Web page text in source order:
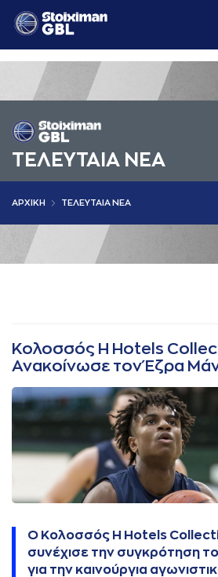
ΤΕΛΕΥΤΑΙΑ ΝΕΑ
AΡΧΙΚΗ ΤΕΛΕΥΤΑΙΑ ΝΕΑ
Κολοσσός H Hotels
Ανακοίνωσε τον Έζρα
Ο Κολοσσός H Hotels
συνέχισε την συγκρότηση
για την καινούργια